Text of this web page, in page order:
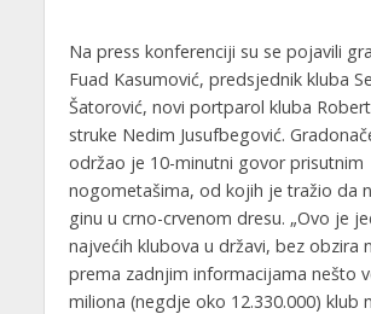
Na press konferenciji su se pojavili
Fuad Kasumović, predsjednik kluba
Šatorović, novi portparol kluba
struke Nedim Jusufbegović.
održao je 10-minutni govor prisutnim
nogometašima, od kojih je tražio da
ginu u crno-crvenom dresu. „Ovo je
najvećih klubova u državi, bez obzira
prema zadnjim informacijama nešto
miliona (negdje oko 12.330.000) klub